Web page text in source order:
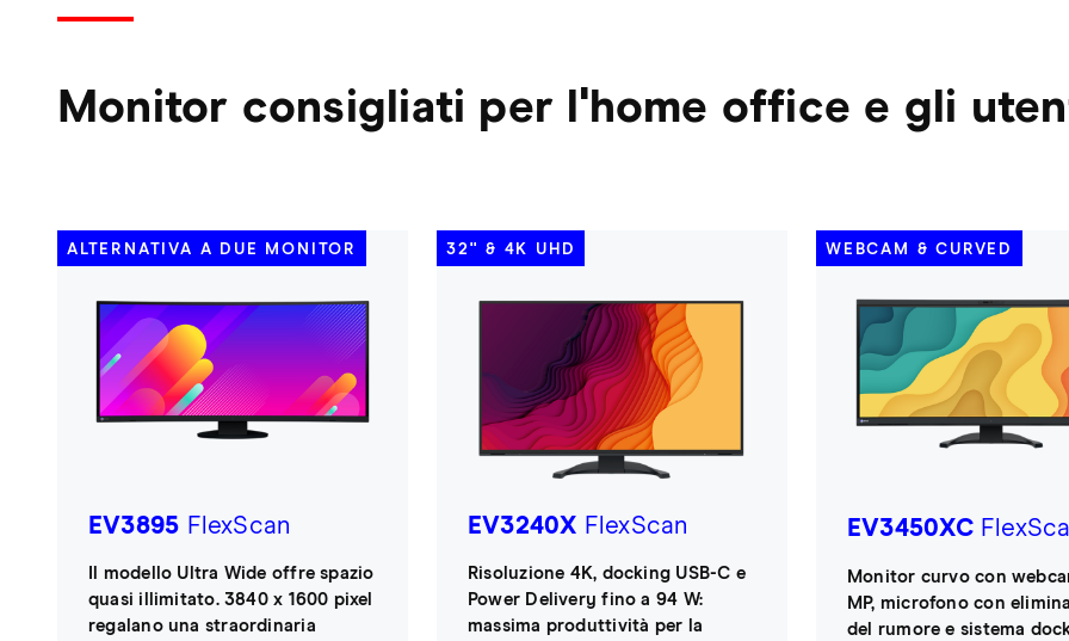
Monitor consigliati per l'home office e gli
ALTERNATIVA A DUE MONITOR
EV3895 FlexScan
Il modello Ultra Wide offre spazio
quasi illimitato. 3840 x 1600 pixel
regalano una straordinaria
32'' & 4K UHD
EV3240X FlexScan
Risoluzione 4K, docking USB-C e
Power Delivery fino a 94 W:
massima produttività per la
WEBCAM & CURVED
EV3450XC
Monitor curvo con
MP, microfono con
del rumore e sistema